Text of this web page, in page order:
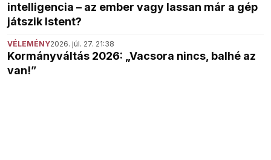
intelligencia – az ember vagy lassan már a gép
játszik Istent?
VÉLEMÉNY2026. júl. 27. 21:38
Kormányváltás 2026: „Vacsora nincs, balhé az
van!”